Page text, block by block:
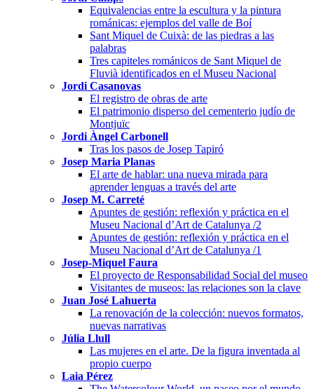
Equivalencias entre la escultura y la pintura
románicas: ejemplos del valle de Boí
Sant Miquel de Cuixà: de las piedras a las
palabras
Tres capiteles románicos de Sant Miquel de
Fluvià identificados en el Museu Nacional
Jordi Casanovas
El registro de obras de arte
El patrimonio disperso del cementerio judío de
Montjuïc
Jordi Àngel Carbonell
Tras los pasos de Josep Tapiró
Josep Maria Planas
El arte de hablar: una nueva mirada para
aprender lenguas a través del arte
Josep M. Carreté
Apuntes de gestión: reflexión y práctica en el
Museu Nacional d’Art de Catalunya /2
Apuntes de gestión: reflexión y práctica en el
Museu Nacional d’Art de Catalunya /1
Josep-Miquel Faura
El proyecto de Responsabilidad Social del museo
Visitantes de museos: las relaciones son la clave
Juan José Lahuerta
La renovación de la colección: nuevos formatos,
nuevas narrativas
Júlia Llull
Las mujeres en el arte. De la figura inventada al
propio cuerpo
Laia Pérez